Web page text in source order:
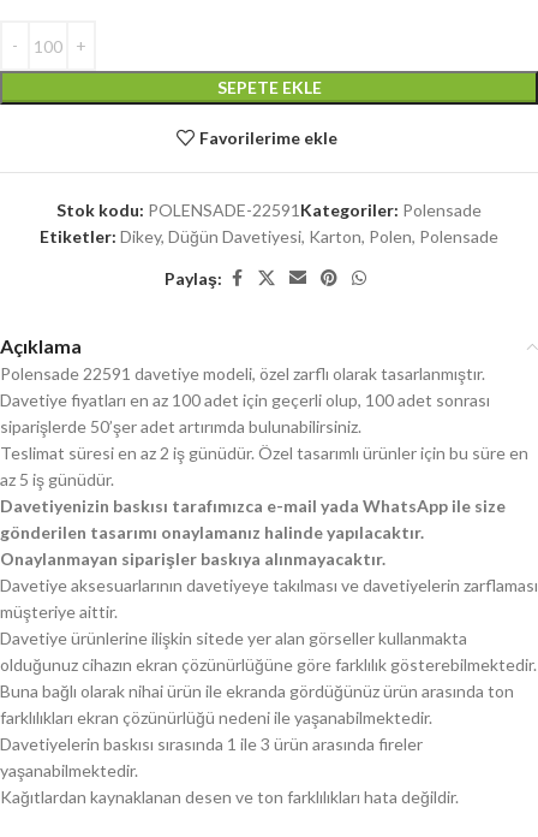
SEPETE EKLE
Favorilerime ekle
Stok kodu: POLENSADE-22591Kategoriler: Polensade
Etiketler: Dikey, Düğün Davetiyesi, Karton, Polen, Polensade
Paylaş:
Açıklama
Polensade 22591 davetiye modeli, özel zarflı olarak tasarlanmıştır.
Davetiye fiyatları en az 100 adet için geçerli olup, 100 adet sonrası
siparişlerde 50’şer adet artırımda bulunabilirsiniz.
Teslimat süresi en az 2 iş günüdür. Özel tasarımlı ürünler için bu süre en
az 5 iş günüdür.
Davetiyenizin baskısı tarafımızca e-mail yada WhatsApp ile size
gönderilen tasarımı onaylamanız halinde yapılacaktır.
Onaylanmayan siparişler baskıya alınmayacaktır.
Davetiye aksesuarlarının davetiyeye takılması ve davetiyelerin zarflaması
müşteriye aittir.
Davetiye ürünlerine ilişkin sitede yer alan görseller kullanmakta
olduğunuz cihazın ekran çözünürlüğüne göre farklılık gösterebilmektedir.
Buna bağlı olarak nihai ürün ile ekranda gördüğünüz ürün arasında ton
farklılıkları ekran çözünürlüğü nedeni ile yaşanabilmektedir.
Davetiyelerin baskısı sırasında 1 ile 3 ürün arasında fireler
yaşanabilmektedir.
Kağıtlardan kaynaklanan desen ve ton farklılıkları hata değildir.